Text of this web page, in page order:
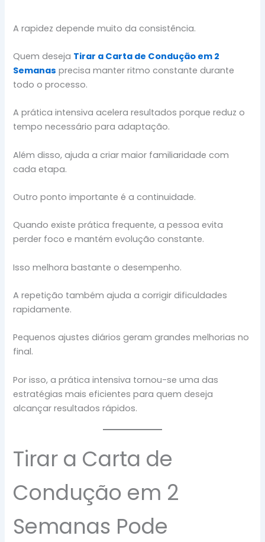
A rapidez depende muito da consistência.
Quem deseja Tirar a Carta de Condução em 2
Semanas precisa manter ritmo constante durante
todo o processo.
A prática intensiva acelera resultados porque reduz o
tempo necessário para adaptação.
Além disso, ajuda a criar maior familiaridade com
cada etapa.
Outro ponto importante é a continuidade.
Quando existe prática frequente, a pessoa evita
perder foco e mantém evolução constante.
Isso melhora bastante o desempenho.
A repetição também ajuda a corrigir dificuldades
rapidamente.
Pequenos ajustes diários geram grandes melhorias no
final.
Por isso, a prática intensiva tornou-se uma das
estratégias mais eficientes para quem deseja
alcançar resultados rápidos.
Tirar a Carta de
Condução em 2
Semanas Pode